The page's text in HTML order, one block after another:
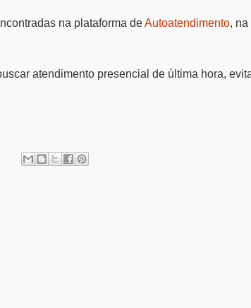
na plataforma deAutoatendimento,
atendimento presencial de última hora,